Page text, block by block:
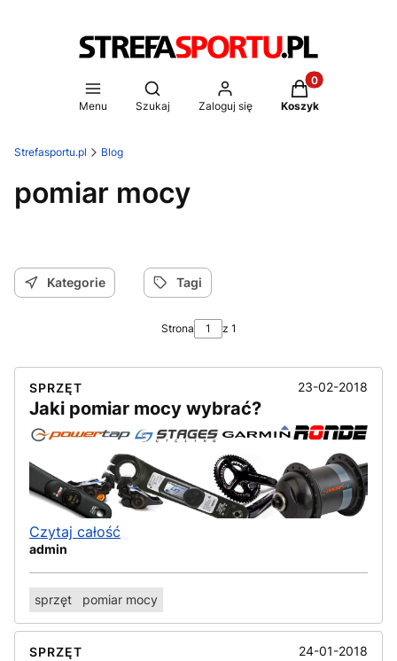
Menu
Otwórz wyszukiwarkę
Szukaj Zaloguj się
Produkty w
Koszyk
Strefasportu.pl Blog
pomiar mocy
Kategorie Tagi
Strona z 1
SPRZĘT 23-02-2018
Jaki pomiar mocy wybrać?
Czytaj całość
admin
sprzęt pomiar mocy
SPRZĘT 24-01-2018